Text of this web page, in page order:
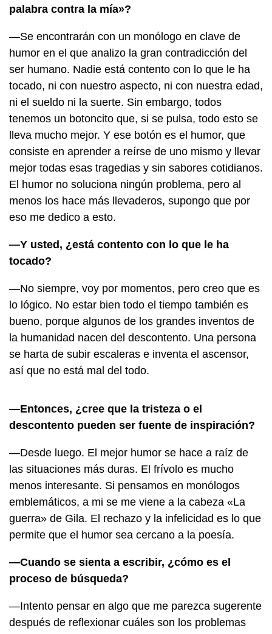
palabra contra la mía»?
—Se encontrarán con un monólogo en clave de
humor en el que analizo la gran contradicción del
ser humano. Nadie está contento con lo que le ha
tocado, ni con nuestro aspecto, ni con nuestra edad,
ni el sueldo ni la suerte. Sin embargo, todos
tenemos un botoncito que, si se pulsa, todo esto se
lleva mucho mejor. Y ese botón es el humor, que
consiste en aprender a reírse de uno mismo y llevar
mejor todas esas tragedias y sin sabores cotidianos.
El humor no soluciona ningún problema, pero al
menos los hace más llevaderos, supongo que por
eso me dedico a esto.
—Y usted, ¿está contento con lo que le ha
tocado?
—No siempre, voy por momentos, pero creo que es
lo lógico. No estar bien todo el tiempo también es
bueno, porque algunos de los grandes inventos de
la humanidad nacen del descontento. Una persona
se harta de subir escaleras e inventa el ascensor,
así que no está mal del todo.
—Entonces, ¿cree que la tristeza o el
descontento pueden ser fuente de inspiración?
—Desde luego. El mejor humor se hace a raíz de
las situaciones más duras. El frívolo es mucho
menos interesante. Si pensamos en monólogos
emblemáticos, a mi se me viene a la cabeza «La
guerra» de Gila. El rechazo y la infelicidad es lo que
permite que el humor sea cercano a la poesía.
—Cuando se sienta a escribir, ¿cómo es el
proceso de búsqueda?
—Intento pensar en algo que me parezca sugerente
después de reflexionar cuáles son los problemas